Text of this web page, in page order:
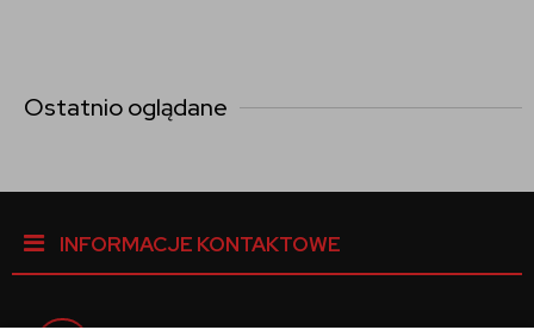
Ostatnio oglądane
INFORMACJE KONTAKTOWE